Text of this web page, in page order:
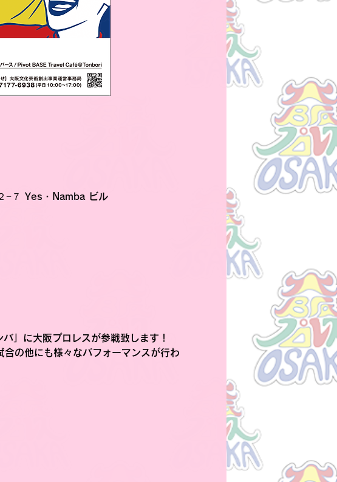
−７ Yes・Namba ビル
」に大阪プロレスが参戦致します！
の他にも様々なパフォーマンスが行わ